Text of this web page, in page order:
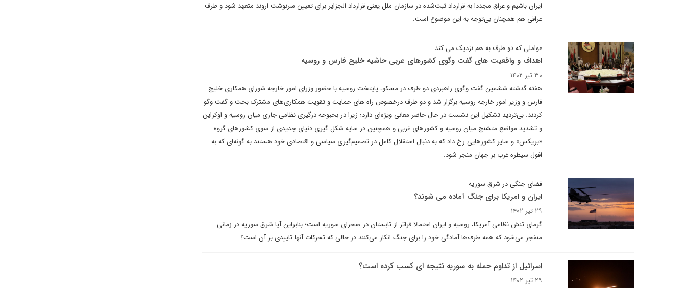
ایران باشیم و عراق مجددا به قرارداد ثبت‌شده در سازمان ملل یعنی قرارداد الجزایر برای تعیین سرنوشت اروند متعهد شود و طرف
عراقی هم همچنان بی‌توجه به این موضوع است.
عواملی که دو طرف به هم نزدیک می کند
اهداف و واقعیت های گفت وگوی کشورهای عربی حاشیه خلیج فارس و روسیه
۳۰ تیر ۱۴۰۲
هفته گذشته ششمین گفت وگوی راهبردی دو طرف در مسکو، پایتخت روسیه با حضور وزرای امور خارجه شورای همکاری خلیج
فارس و وزیر امور خارجه روسیه برگزار شد و دو طرف درخصوص راه های حمایت و تقویت همکاری‌های مشترک بحث و گفت وگو
کردند. بی‌تردید تشکیل این نشست در حال حاضر معانی ویژه‌ای دارد؛ زیرا در بحبوحه درگیری نظامی جاری میان روسیه و اوکراین
و تشدید مواضع متشنج میان روسیه و کشورهای غربی و همچنین در سایه شکل گیری دنیای جدیدی از سوی کشورهای گروه
«بریکس» و سایر کشورهایی رخ داد که به دنبال استقلال کامل در تصمیم‌گیری سیاسی و اقتصادی خود هستند به گونه‌ای که به
افول سیطره غرب بر جهان منجر شود.
فضای جنگی در شرق سوریه
ایران و امریکا برای جنگ آماده می شوند؟
۲۹ تیر ۱۴۰۲
گرمای تنش نظامی آمریکا، روسیه و ایران احتمالا فراتر از تابستان در صحرای سوریه است؛ بنابراین آیا شرق سوریه در زمانی
منفجر می‌شود که همه طرف‌ها آمادگی خود را برای جنگ انکار می‌کنند در حالی که تحرکات آنها تاییدی بر آن است؟
اسرائیل از تداوم حمله به سوریه نتیجه ای کسب کرده است؟
۲۹ تیر ۱۴۰۲